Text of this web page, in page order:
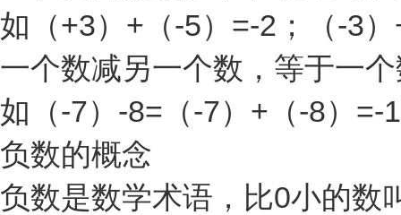
如（+3）+（-5）=-2；（-3
一个数减另一个数，等于一
如（-7）-8=（-7）+（-8）=-
负数的概念
负数是数学术语，比0小的数